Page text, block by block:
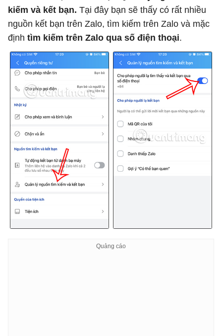
kiếm và kết bạn. Tại đây bạn sẽ thấy có rất nhiều
nguồn kết bạn trên Zalo, tìm kiếm trên Zalo và mặc
định tìm kiếm trên Zalo qua số điện thoại.